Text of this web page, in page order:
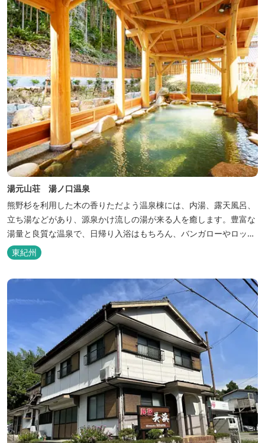
湯元山荘 湯ノ口温泉
熊野杉を利用した木の香りただよう温泉棟には、内湯、露天風呂、
立ち湯などがあり、源泉かけ流しの湯が来る人を癒します。豊富な
湯量と良質な温泉で、日帰り入浴はもちろん、バンガローやロッジ
などの宿泊施設も備えているので、宿泊しながらゆったりと温泉を
楽しむ人も多いです。
東紀州